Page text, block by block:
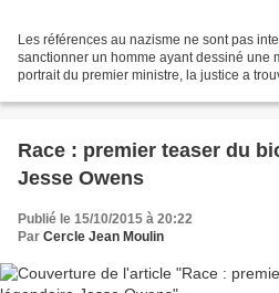
Les références au nazisme ne sont pas
sanctionner un homme ayant dessiné une
portrait du premier ministre, la justice a
Race : premier teaser du
Jesse Owens
Publié le 15/10/2015 à 20:22
Par Cercle Jean Moulin